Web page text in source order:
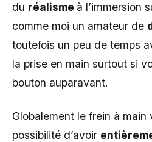
du réalisme à l’immersion
comme moi un amateur de
toutefois un peu de temps
la prise en main surtout si
bouton auparavant.
Globalement le frein à main
possibilité d’avoir